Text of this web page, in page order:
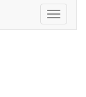
Toggle